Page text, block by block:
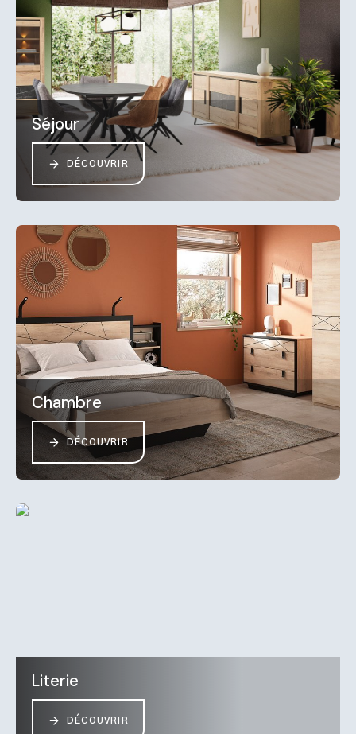
Séjour
DÉCOUVRIR
Chambre
DÉCOUVRIR
Literie
DÉCOUVRIR